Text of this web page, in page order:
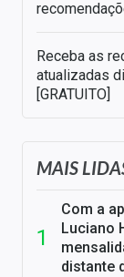
Receba as
atualizadas
[GRATUITO]
MAIS
Com a
Luciano
distante